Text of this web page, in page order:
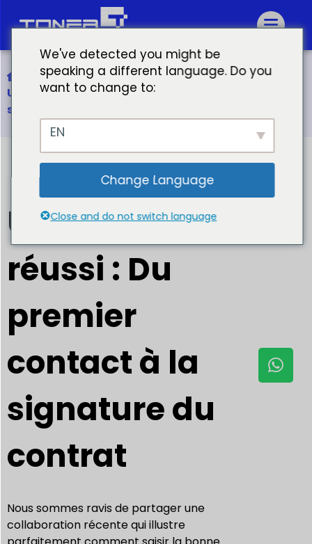
Accueil
Un partenariat réussi : Du premier contact à la
signature du contrat
Un partenariat
réussi : Du
premier
contact à la
signature du
contrat
Nous sommes ravis de partager une
collaboration récente qui illustre
We've detected you might be
speaking a different language. Do you
want to change to:
EN
Change Language
Close and do not switch language